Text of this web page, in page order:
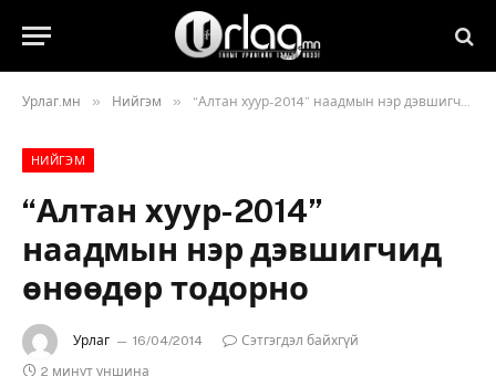
Урлаг.мн » Нийгэм » “Алтан хуур-2014” наадмын нэр дэвшигчид өнөөдөр тодорно
НИЙГЭМ
“Алтан хуур-2014”
наадмын нэр дэвшигчид
өнөөдөр тодорно
Урлаг 16/04/2014
Сэтгэгдэл байхгүй
2 минут уншина